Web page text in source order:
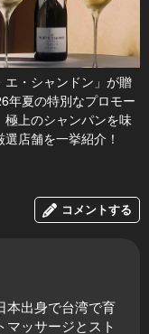
エ・シャンドン」が贈
年夏の特別なプロモー
極上のシャンパンを味
店舗を一挙紹介！
コメントする
本出身で台湾で育
マッサージとスト